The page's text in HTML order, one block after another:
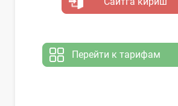
Перейти к тарифам